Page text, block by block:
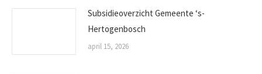
Subsidieoverzicht Gemeente ‘s-
Hertogenbosch
april 15, 2026